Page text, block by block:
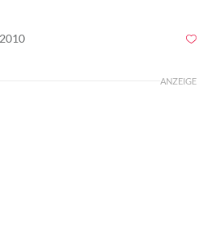
ANZEIGE